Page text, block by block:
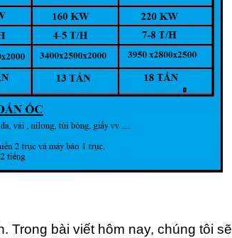
Trong bài viết hôm nay, chúng tôi sẽ